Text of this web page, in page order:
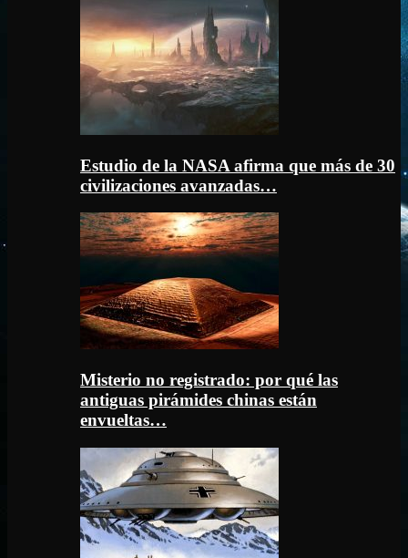
Estudio de la NASA afirma que más de 30
civilizaciones avanzadas…
Misterio no registrado: por qué las
antiguas pirámides chinas están
envueltas…